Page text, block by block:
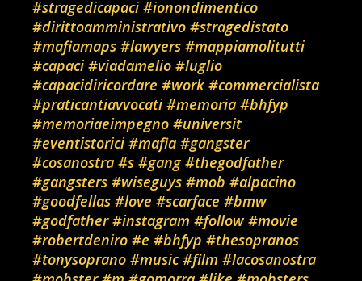
#stragedicapaci #ionondimentico
#dirittoamministrativo #stragedistato
#mafiamaps #lawyers #mappiamolitutti
#capaci #viadamelio #luglio
#capacidiricordare #work #commercialista
#praticantiavvocati #memoria #bhfyp
#memoriaeimpegno #universit
#eventistorici #mafia #gangster
#cosanostra #s #gang #thegodfather
#gangsters #wiseguys #mob #alpacino
#goodfellas #love #scarface #bmw
#godfather #instagram #follow #movie
#robertdeniro #e #bhfyp #thesopranos
#tonysoprano #music #film #lacosanostra